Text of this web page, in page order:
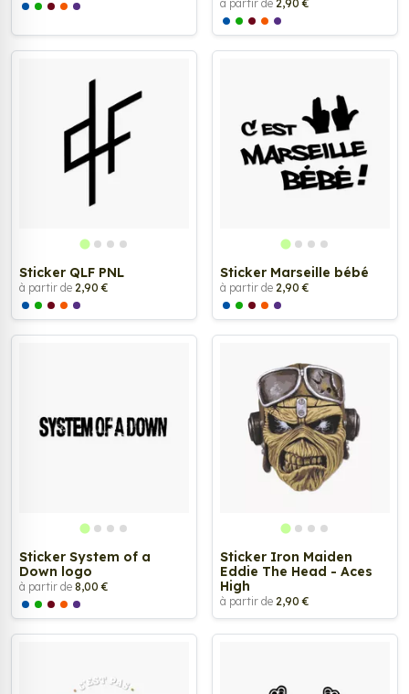
à partir de 2,90 €
Sticker QLF PNL
à partir de 2,90 €
Sticker Marseille bébé
à partir de 2,90 €
Sticker System of a
Down logo
à partir de 8,00 €
Sticker Iron Maiden
Eddie The Head - Aces
High
à partir de 2,90 €